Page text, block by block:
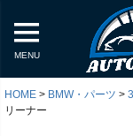
MENU
HOME BMW・パーツ
リーナー